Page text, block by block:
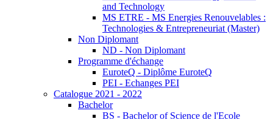
and Technology
MS ETRE - MS Energies Renouvelables :
Technologies & Entrepreneuriat (Master)
Non Diplomant
ND - Non Diplomant
Programme d'échange
EuroteQ - Diplôme EuroteQ
PEI - Echanges PEI
Catalogue 2021 - 2022
Bachelor
BS - Bachelor of Science de l'Ecole